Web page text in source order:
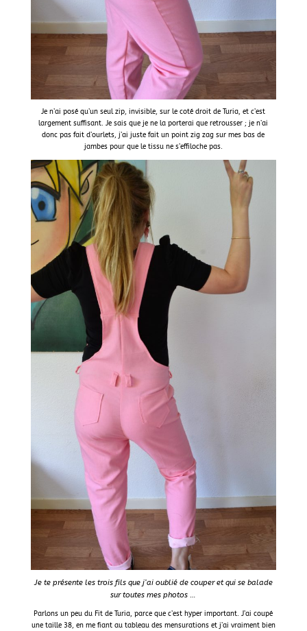
Je n’ai posé qu’un seul zip, invisible, sur le coté droit de Turia, et c’est
largement suffisant. Je sais que je ne la porterai que retrousser ; je n’ai
donc pas fait d’ourlets, j’ai juste fait un point zig zag sur mes bas de
jambes pour que le tissu ne s’effiloche pas.
Je te présente les trois fils que j’ai oublié de couper et qui se balade
sur toutes mes photos …
Parlons un peu du Fit de Turia, parce que c’est hyper important. J’ai coupé
une taille 38, en me fiant au tableau des mensurations et j’ai vraiment bien